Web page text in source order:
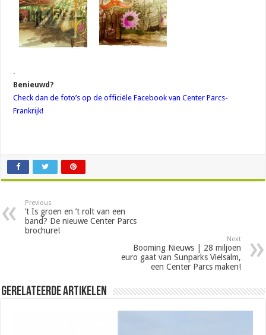
.
Benieuwd?
Check dan de foto’s op de officiële Facebook van Center Parcs-
Frankrijk!
Previous
’t Is groen en ’t rolt van een
band? De nieuwe Center Parcs
brochure!
Next
Booming Nieuws | 28 miljoen
euro gaat van Sunparks Vielsalm,
een Center Parcs maken!
Gerelateerde Artikelen